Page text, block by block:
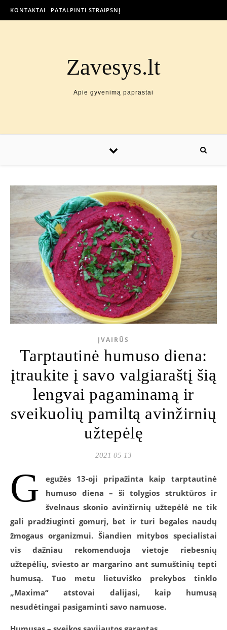
KONTAKTAI PATALPINTI STRAIPSNĮ
Zavesys.lt
Apie gyvenimą paprastai
ĮVAIRŪS
Tarptautinė humuso diena:
įtraukite į savo valgiaraštį šią
lengvai pagaminamą ir
sveikuolių pamiltą avinžirnių
užtepėlę
2021 05 13
G
egužės 13-oji pripažinta kaip tarptautinė
humuso diena – ši tolygios struktūros ir
švelnaus skonio avinžirnių užtepėlė ne tik
gali pradžiuginti gomurį, bet ir turi begales naudų
žmogaus organizmui. Šiandien mitybos specialistai
vis dažniau rekomenduoja vietoje riebesnių
užtepėlių, sviesto ar margarino ant sumuštinių tepti
humusą. Tuo metu lietuviško prekybos tinklo
„Maxima“ atstovai dalijasi, kaip humusą
nesudėtingai pasigaminti savo namuose.